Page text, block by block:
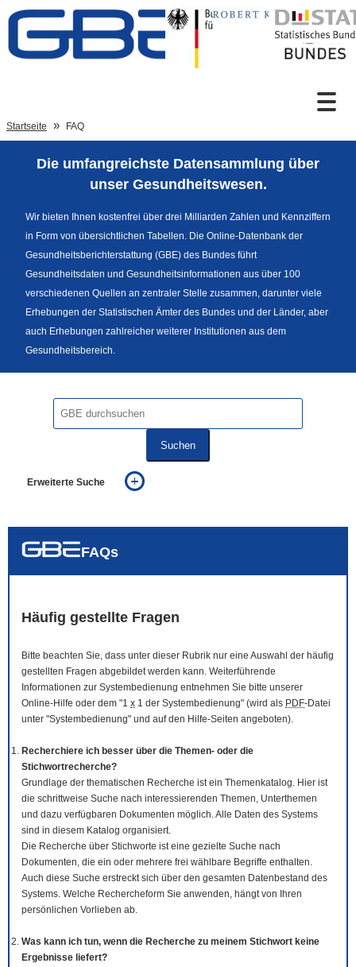
Zum Inhalt
Sprachumschaltung
Fußzeile
Startseite FAQ
Die umfangreichste Datensammlung über
unser Gesundheitswesen.
Wir bieten Ihnen kostenfrei über drei Milliarden Zahlen und Kennziffern
in Form von übersichtlichen Tabellen. Die Online-Datenbank der
Gesundheitsberichterstattung (GBE) des Bundes führt
Gesundheitsdaten und Gesundheitsinformationen aus über 100
verschiedenen Quellen an zentraler Stelle zusammen, darunter viele
Erhebungen der Statistischen Ämter des Bundes und der Länder, aber
auch Erhebungen zahlreicher weiterer Institutionen aus dem
Gesundheitsbereich.
Suchen
Erweiterte Suche
auch in allen Texten suchen (Volltextsuche)
FAQs
Häufig gestellte Fragen
Bitte beachten Sie, dass unter dieser Rubrik nur eine Auswahl der häufig
gestellten Fragen abgebildet werden kann. Weiterführende
Informationen zur Systembedienung entnehmen Sie bitte unserer
Online-Hilfe oder dem "1 x 1 der Systembedienung" (wird als PDF-Datei
unter "Systembedienung" und auf den Hilfe-Seiten angeboten).
Recherchiere ich besser über die Themen- oder die
Stichwortrecherche?
Grundlage der thematischen Recherche ist ein Themenkatalog. Hier ist
die schrittweise Suche nach interessierenden Themen, Unterthemen
und dazu verfügbaren Dokumenten möglich. Alle Daten des Systems
sind in diesem Katalog organisiert.
Die Recherche über Stichworte ist eine gezielte Suche nach
Dokumenten, die ein oder mehrere frei wählbare Begriffe enthalten.
Auch diese Suche erstreckt sich über den gesamten Datenbestand des
Systems. Welche Rechercheform Sie anwenden, hängt von Ihren
persönlichen Vorlieben ab.
Was kann ich tun, wenn die Recherche zu meinem Stichwort keine
Ergebnisse liefert?